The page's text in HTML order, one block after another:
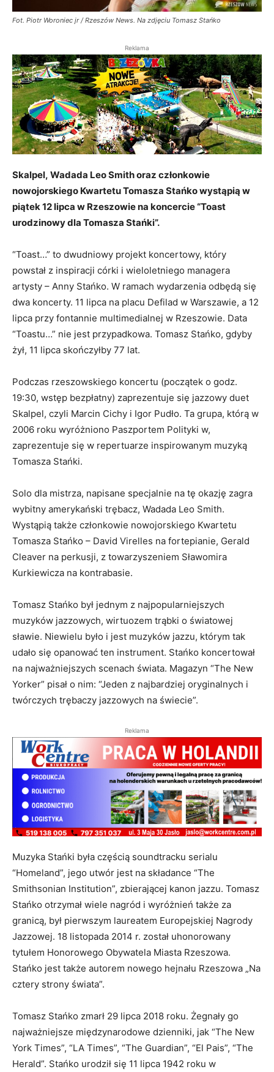
Fot. Piotr Woroniec jr / Rzeszów News. Na zdjęciu Tomasz Stańko
Reklama
Skalpel, Wadada Leo Smith oraz członkowie
nowojorskiego Kwartetu Tomasza Stańko wystąpią w
piątek 12 lipca w Rzeszowie na koncercie “Toast
urodzinowy dla Tomasza Stańki”.
“Toast…” to dwudniowy projekt koncertowy, który
powstał z inspiracji córki i wieloletniego managera
artysty – Anny Stańko. W ramach wydarzenia odbędą się
dwa koncerty. 11 lipca na placu Defilad w Warszawie, a 12
lipca przy fontannie multimedialnej w Rzeszowie. Data
“Toastu…” nie jest przypadkowa. Tomasz Stańko, gdyby
żył, 11 lipca skończyłby 77 lat.
Podczas rzeszowskiego koncertu (początek o godz.
19:30, wstęp bezpłatny) zaprezentuje się jazzowy duet
Skalpel, czyli Marcin Cichy i Igor Pudło. Ta grupa, którą w
2006 roku wyróżniono Paszportem Polityki w,
zaprezentuje się w repertuarze inspirowanym muzyką
Tomasza Stańki.
Solo dla mistrza, napisane specjalnie na tę okazję zagra
wybitny amerykański trębacz, Wadada Leo Smith.
Wystąpią także członkowie nowojorskiego Kwartetu
Tomasza Stańko – David Virelles na fortepianie, Gerald
Cleaver na perkusji, z towarzyszeniem Sławomira
Kurkiewicza na kontrabasie.
Tomasz Stańko był jednym z najpopularniejszych
muzyków jazzowych, wirtuozem trąbki o światowej
sławie. Niewielu było i jest muzyków jazzu, którym tak
udało się opanować ten instrument. Stańko koncertował
na najważniejszych scenach świata. Magazyn “The New
Yorker” pisał o nim: “Jeden z najbardziej oryginalnych i
twórczych trębaczy jazzowych na świecie”.
Reklama
Muzyka Stańki była częścią soundtracku serialu
“Homeland”, jego utwór jest na składance “The
Smithsonian Institution”, zbierającej kanon jazzu. Tomasz
Stańko otrzymał wiele nagród i wyróżnień także za
granicą, był pierwszym laureatem Europejskiej Nagrody
Jazzowej. 18 listopada 2014 r. został uhonorowany
tytułem Honorowego Obywatela Miasta Rzeszowa.
Stańko jest także autorem nowego hejnału Rzeszowa „Na
cztery strony świata”.
Tomasz Stańko zmarł 29 lipca 2018 roku. Żegnały go
najważniejsze międzynarodowe dzienniki, jak “The New
York Times”, “LA Times”, “The Guardian”, “El Pais”, “The
Herald”. Stańko urodził się 11 lipca 1942 roku w